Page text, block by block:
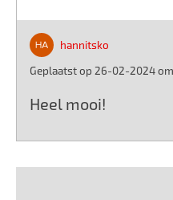
hannitsko
Geplaatst op 26-02-2024 om
Heel mooi!